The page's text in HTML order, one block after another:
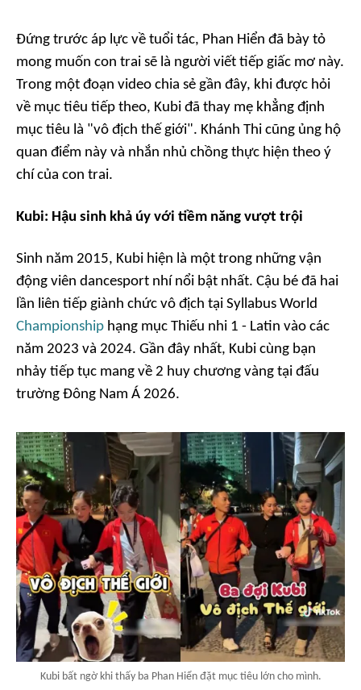
Đứng trước áp lực về tuổi tác, Phan Hiển đã bày tỏ
mong muốn con trai sẽ là người viết tiếp giấc mơ này.
Trong một đoạn video chia sẻ gần đây, khi được hỏi
về mục tiêu tiếp theo, Kubi đã thay mẹ khẳng định
mục tiêu là "vô địch thế giới". Khánh Thi cũng ủng hộ
quan điểm này và nhắn nhủ chồng thực hiện theo ý
chí của con trai.
Kubi: Hậu sinh khả úy với tiềm năng vượt trội
Sinh năm 2015, Kubi hiện là một trong những vận
động viên dancesport nhí nổi bật nhất. Cậu bé đã hai
lần liên tiếp giành chức vô địch tại Syllabus World
Championship hạng mục Thiếu nhi 1 - Latin vào các
năm 2023 và 2024. Gần đây nhất, Kubi cùng bạn
nhảy tiếp tục mang về 2 huy chương vàng tại đấu
trường Đông Nam Á 2026.
Kubi bất ngờ khi thấy ba Phan Hiển đặt mục tiêu lớn cho mình.